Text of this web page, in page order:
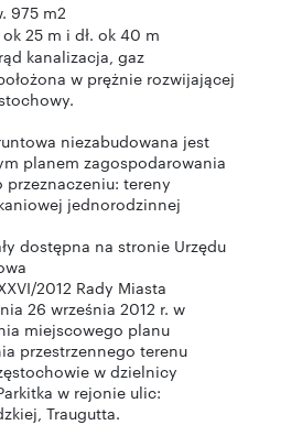
975 m2
ok 25 m i dł. ok 40 m
kanalizacja, gaz
w prężnie rozwijającej
niezabudowana jest
planem zagospodarowania
przeznaczeniu: tereny
jednorodzinnej
dostępna na stronie Urzędu
2012 Rady Miasta
26 września 2012 r. w
miejscowego planu
przestrzennego terenu
w dzielnicy
w rejonie ulic:
Traugutta.